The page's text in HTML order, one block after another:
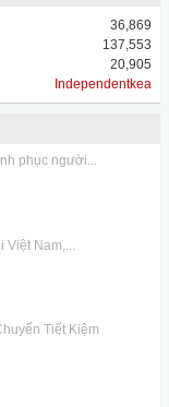
36,869
137,553
20,905
Independentkea
phục người...
Nam,...
Tiết Kiệm